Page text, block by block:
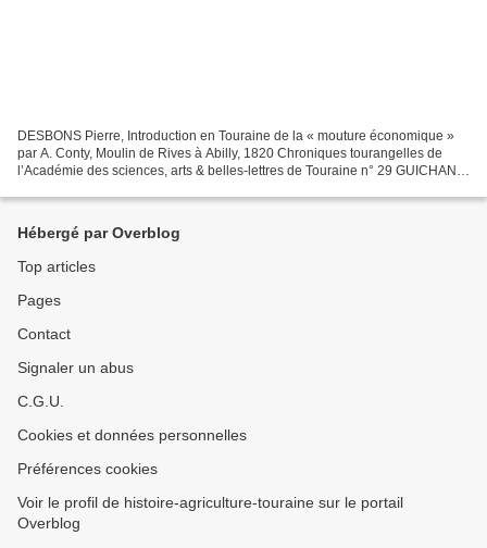
DESBONS Pierre, Introduction en Touraine de la « mouture économique »
par A. Conty, Moulin de Rives à Abilly, 1820 Chroniques tourangelles de
l’Académie des sciences, arts & belles-lettres de Touraine n° 29 GUICHANÉ
Hébergé par Overblog
Top articles
Pages
Contact
Signaler un abus
C.G.U.
Cookies et données personnelles
Préférences cookies
Voir le profil de histoire-agriculture-touraine sur le portail
Overblog